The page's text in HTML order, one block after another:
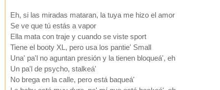
Eh, si las miradas mataran, la tuya me hizo el amor
Se ve que tú estás a vapor
Ella mata con traje y cuando se viste sport
Tiene el booty XL, pero usa los pantie' Small
Una' pa'l no aguntan presión y la tienen bloqueá', eh
Un pa'l de psycho, stalkeá'
No brega en la calle, pero está baqueá'